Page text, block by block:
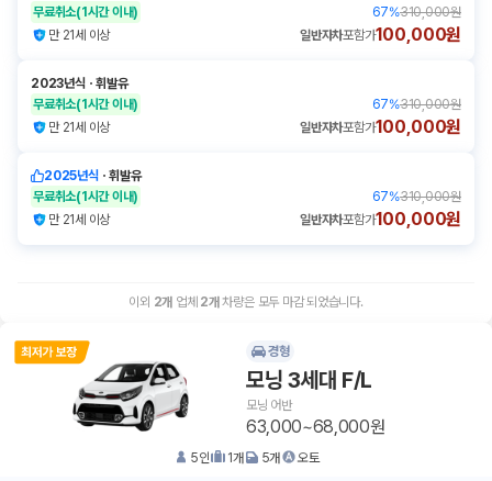
무료취소(1시간 이내) 67%310,000원
만 21세 이상
일반자차포함가100,000원
2023년식 ㆍ휘발유
무료취소(1시간 이내) 67%310,000원
만 21세 이상
일반자차포함가100,000원
2025년식 ㆍ휘발유
무료취소(1시간 이내) 67%310,000원
만 21세 이상
일반자차포함가100,000원
이외 2개 업체 2개 차량은 모두 마감 되었습니다.
경형
모닝 3세대 F/L
모닝 어반
63,000~68,000원
5인 1개 5개 오토